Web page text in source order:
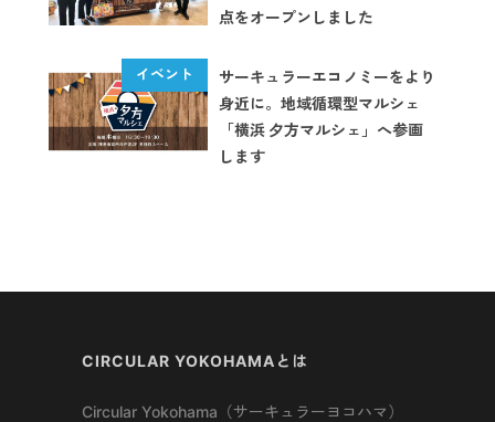
点をオープンしました
サーキュラーエコノミーをより
身近に。地域循環型マルシェ
「横浜 夕方マルシェ」へ参画
します
CIRCULAR YOKOHAMAとは
Circular Yokohama（サーキュラーヨコハマ）